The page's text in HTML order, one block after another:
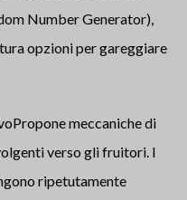
Number Generator),
opzioni per gareggiare
Propone meccaniche di
verso gli fruitori. I
ripetutamente